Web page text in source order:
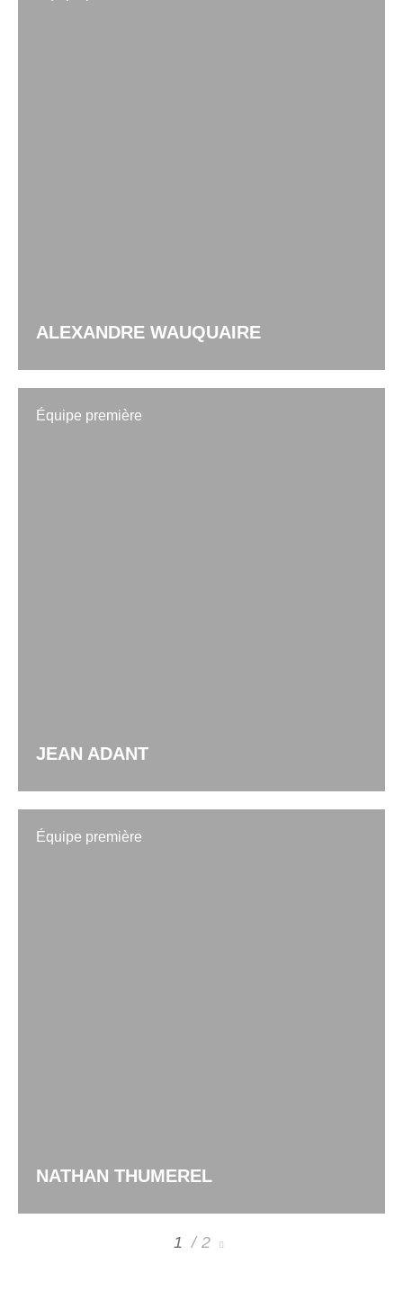
ALEXANDRE WAUQUAIRE
Équipe première
JEAN ADANT
Équipe première
NATHAN THUMEREL
1 2